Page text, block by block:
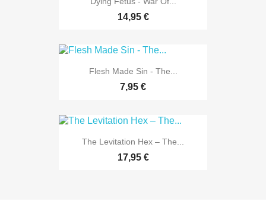
14,95 €
Flesh Made Sin - The...
7,95 €
The Levitation Hex ‎– The...
17,95 €